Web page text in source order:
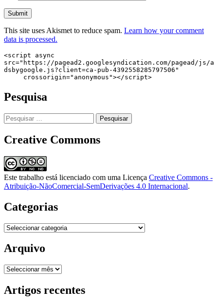
This site uses Akismet to reduce spam. Learn how your comment
data is processed.
<script async
src="https://pagead2.googlesyndication.com/pagead/js/a
dsbygoogle.js?client=ca-pub-4392558285797506"
     crossorigin="anonymous"></script>
Pesquisa
Pesquisar
por:
Creative Commons
Este trabalho está licenciado com uma Licença Creative Commons -
Atribuição-NãoComercial-SemDerivações 4.0 Internacional.
Categorias
Categorias
Arquivo
Arquivo
Artigos recentes